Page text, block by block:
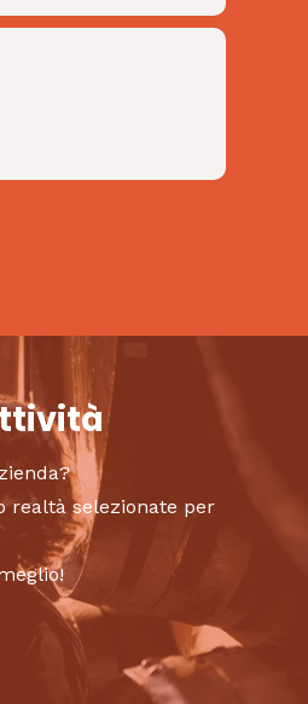
realtà selezionate per